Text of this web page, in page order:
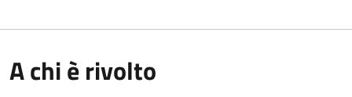
A chi è rivolto